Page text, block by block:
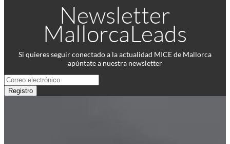
Newsletter
MallorcaLeads
Si quieres seguir conectado a la actualidad MICE de Mallorca
apúntate a nuestra newsletter